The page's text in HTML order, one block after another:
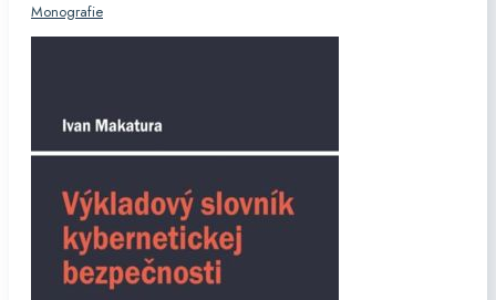
Monografie